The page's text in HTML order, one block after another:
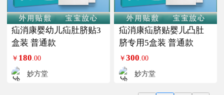
疝消康婴幼儿疝肚脐贴3
盒装 普通款
￥ 180 .00
妙方堂
疝消康疝脐贴婴儿凸肚
脐专用5盒装 普通款
￥300 .00
妙方堂